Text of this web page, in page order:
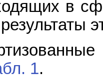
в
1.